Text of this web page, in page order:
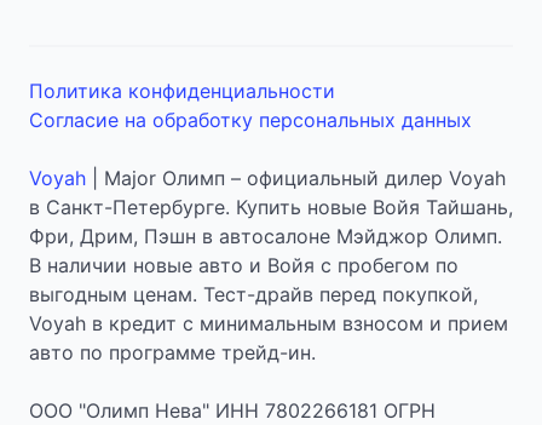
Политика конфиденциальности
Согласие на обработку персональных данных
Voyah | Major Олимп – официальный дилер Voyah
в Санкт-Петербурге. Купить новые Войя Тайшань,
Фри, Дрим, Пэшн в автосалоне Мэйджор Олимп.
В наличии новые авто и Войя с пробегом по
выгодным ценам. Тест-драйв перед покупкой,
Voyah в кредит с минимальным взносом и прием
авто по программе трейд-ин.
ООО "Олимп Нева" ИНН 7802266181 ОГРН